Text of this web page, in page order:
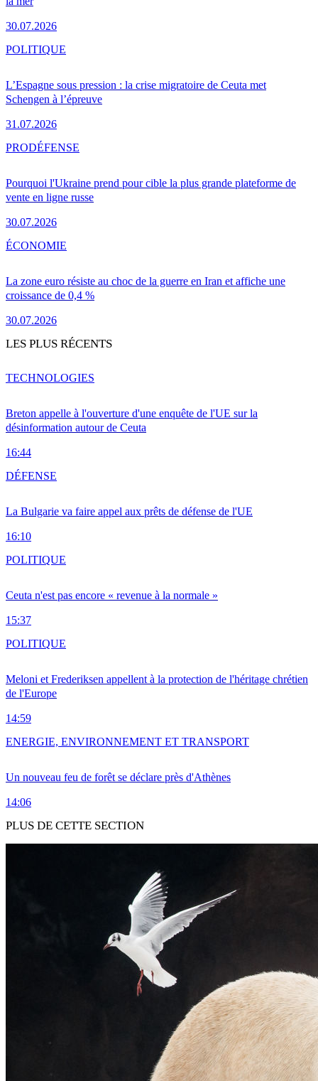
30.07.2026
L’Espagne sous pression : la crise migratoire de Ceuta met
Schengen à l’épreuve
31.07.2026
POLITIQUE
Pourquoi l'Ukraine prend pour cible la plus grande plateforme de
vente en ligne russe
30.07.2026
PRODÉFENSE
La zone euro résiste au choc de la guerre en Iran et affiche une
croissance de 0,4 %
30.07.2026
ÉCONOMIE
LES PLUS RÉCENTS
Breton appelle à l'ouverture d'une enquête de l'UE sur la
désinformation autour de Ceuta
16:44
TECHNOLOGIES
La Bulgarie va faire appel aux prêts de défense de l'UE
16:10
DÉFENSE
Ceuta n'est pas encore « revenue à la normale »
15:37
POLITIQUE
Meloni et Frederiksen appellent à la protection de l'héritage chrétien
de l'Europe
14:59
POLITIQUE
Un nouveau feu de forêt se déclare près d'Athènes
14:06
ENERGIE, ENVIRONNEMENT ET TRANSPORT
PLUS DE CETTE SECTION